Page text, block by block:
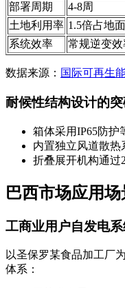
部署周期
4-8周
土地利用率 1.5倍占地
系统效率
常规逆变效
数据来源： 国际可再生
耐候性结构设计的
箱体采用IP65防护
内置独立风道散
折叠展开机构通过
巴西市场应用
工商业用户自发电
以圣保罗某食品加工厂
体系：